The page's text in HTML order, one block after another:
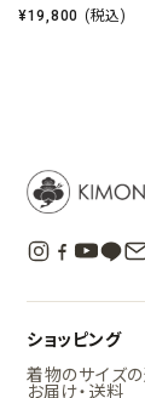
¥19,800 (税込)
ショッピング
着物のサイズ
お届け・送料